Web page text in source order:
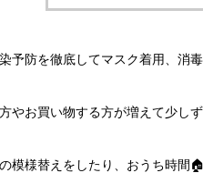
予防を徹底してマスク着用、消
やお買い物する方が増えて少し
模様替えをしたり、おうち時間